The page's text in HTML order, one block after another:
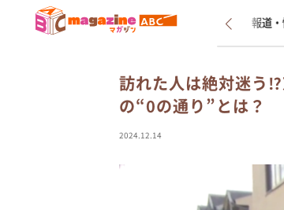
新着 インタビュー 報道
訪れた人は絶対迷う
の“0の通り”とは？
2024.12.14